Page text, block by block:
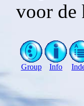
voor de
Group Info